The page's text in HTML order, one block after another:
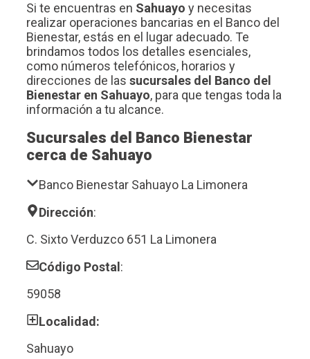
Si te encuentras en Sahuayo y necesitas
realizar operaciones bancarias en el Banco del
Bienestar, estás en el lugar adecuado. Te
brindamos todos los detalles esenciales,
como números telefónicos, horarios y
direcciones de las sucursales del Banco del
Bienestar en Sahuayo, para que tengas toda la
información a tu alcance.
Sucursales del Banco Bienestar
cerca de Sahuayo
Banco Bienestar Sahuayo La Limonera
Dirección:
C. Sixto Verduzco 651 La Limonera
Código Postal:
59058
Localidad:
Sahuayo